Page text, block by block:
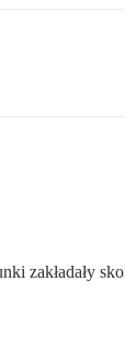
zakładały